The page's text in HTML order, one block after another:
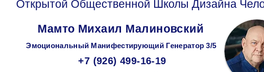
Открытой Общественной Школы Дизайна
Мамто Михаил Малиновский
Эмоциональный МанифестирующийГенератор 3/5
+7 (926) 499-16-19